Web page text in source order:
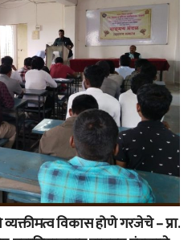
विकास होणे गरजेचे – प्रा.